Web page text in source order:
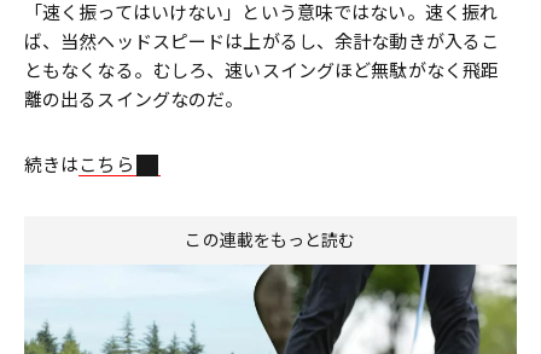
「速く振ってはいけない」という意味ではない。速く振れ
ば、当然ヘッドスピードは上がるし、余計な動きが入るこ
ともなくなる。むしろ、速いスイングほど無駄がなく飛距
離の出るスイングなのだ。
続きはこちら
この連載をもっと読む